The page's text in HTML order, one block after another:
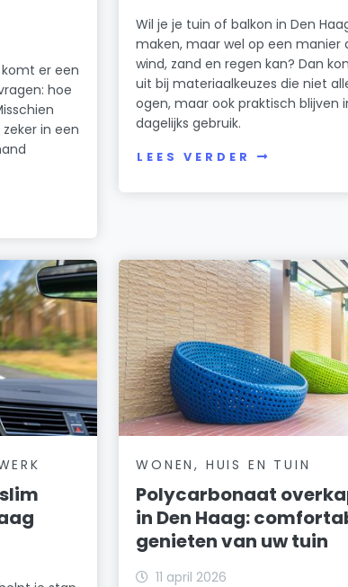
er een
hoe
in een
Wil je je tuin of balkon in Den
maken, maar wel op een manier
wind, zand en regen kan? Dan
uit bij materiaalkeuzes die niet
ogen, maar ook praktisch blijven
dagelijks gebruik.
LEES VERDER
WONEN, HUIS EN TUIN
Polycarbonaat
in Den Haag:
genieten van uw tuin
11 april 2026